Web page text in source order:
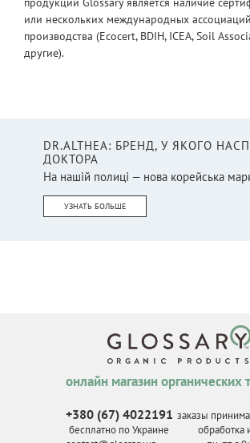
или нескольких международных
производства (Ecocert, BDIH, ICEA, Soil
другие).
DR.ALTHEA: БРЕНД, У ЯКОГО
ДОКТОРА
На нашій полиці — нова корейська
УЗНАТЬ БОЛЬШЕ
онлайн магазин органических
+380 (67) 4022191
бесплатно по Украине
заказы
обработка